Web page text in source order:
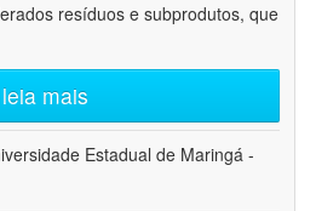
resíduos e subprodutos, que
leia mais
Estadual de Maringá -